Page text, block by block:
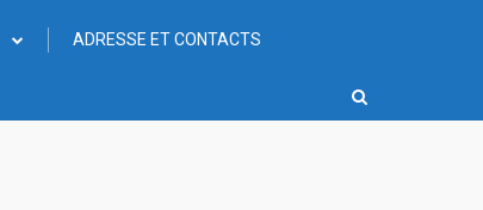
ADRESSE ET CONTACTS